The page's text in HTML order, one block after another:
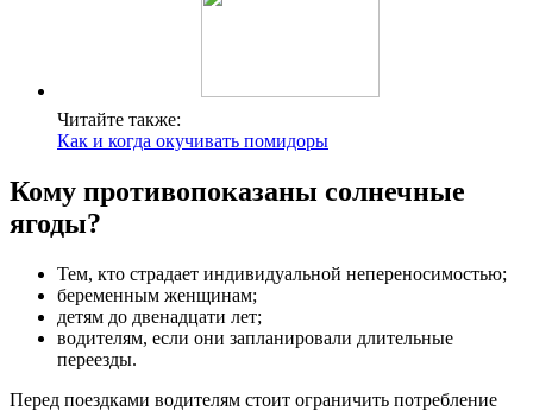
Читайте также:
Как и когда окучивать помидоры
Кому противопоказаны солнечные
ягоды?
Тем, кто страдает индивидуальной непереносимостью;
беременным женщинам;
детям до двенадцати лет;
водителям, если они запланировали длительные
переезды.
Перед поездками водителям стоит ограничить потребление